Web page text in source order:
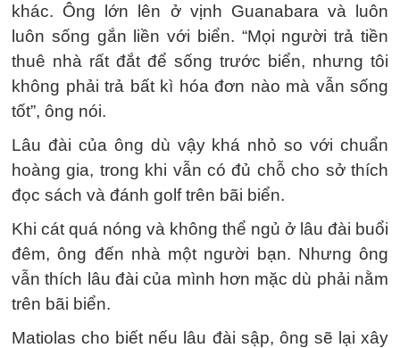
khác. Ông lớn lên ở vịnh Guanabara và luôn
luôn sống gắn liền với biển. “Mọi người trả tiền
thuê nhà rất đắt để sống trước biển, nhưng tôi
không phải trả bất kì hóa đơn nào mà vẫn sống
tốt”, ông nói.
Lâu đài của ông dù vậy khá nhỏ so với chuẩn
hoàng gia, trong khi vẫn có đủ chỗ cho sở thích
đọc sách và đánh golf trên bãi biển.
Khi cát quá nóng và không thể ngủ ở lâu đài buổi
đêm, ông đến nhà một người bạn. Nhưng ông
vẫn thích lâu đài của mình hơn mặc dù phải nằm
trên bãi biển.
Matiolas cho biết nếu lâu đài sập, ông sẽ lại xây